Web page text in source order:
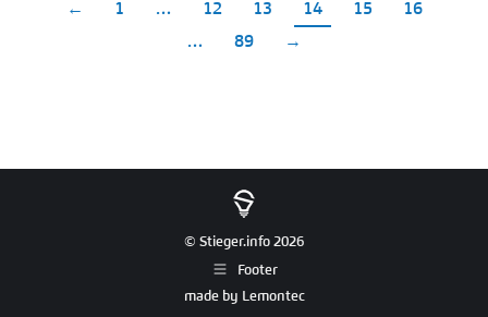
← 1 … 12 13 14 15
16
…
89 →
© Stieger.info 2026
Footer
made by Lemontec